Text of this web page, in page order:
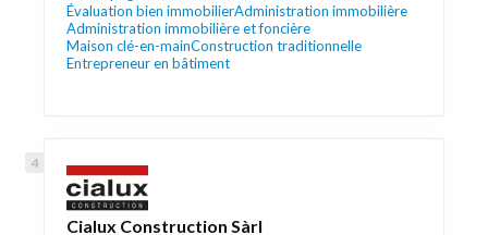
Évaluation bien immobilierAdministration immobilière
Administration immobilière et foncière
Maison clé-en-mainConstruction traditionnelle
Entrepreneur en bâtiment
Cialux Construction Sàrl